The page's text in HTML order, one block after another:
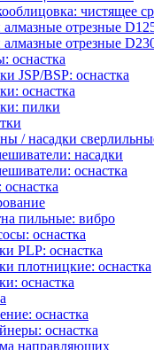
чистящее
отрезные
отрезные
оснастка
JSP/BSP: оснастка
оснастка
пилки
/ насадки
насадки
оснастка
пильные: вибро
оснастка
PLP: оснастка
плотницкие: оснастка
оснастка
оснастка
оснастка
направляющих